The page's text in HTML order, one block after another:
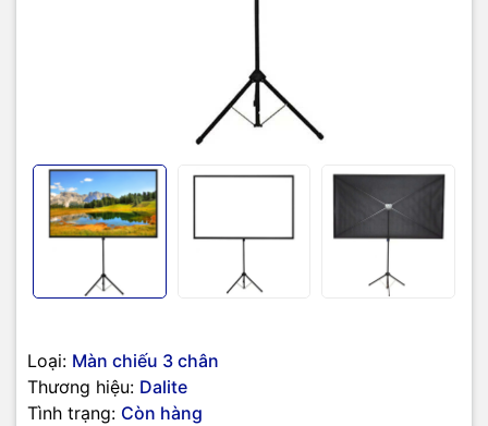
Loại: Màn chiếu 3 chân
Thương hiệu: Dalite
Tình trạng: Còn hàng
đen chống phản sáng
USA
Xuất xứ
Bảo hành